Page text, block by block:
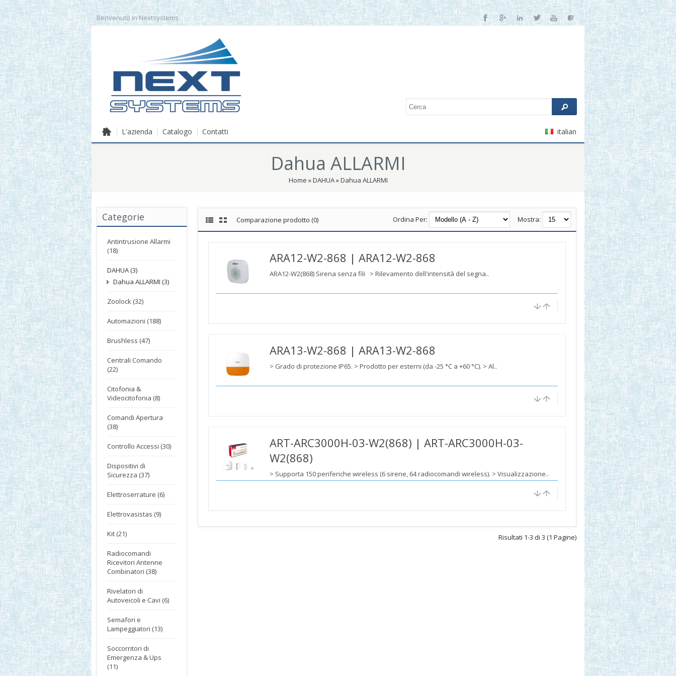
Benvenuto in Nextsystems
italian
L'azienda Catalogo Contatti
Dahua ALLARMI
Home »DAHUA»Dahua ALLARMI
Categorie
Antintrusione Allarmi
(18)
DAHUA (3)
Dahua ALLARMI (3)
Zoolock (32)
Automazioni (188)
Brushless (47)
Centrali Comando
(22)
Citofonia &
Videocitofonia (8)
Comandi Apertura
(38)
Controllo Accessi (30)
Dispositivi di
Sicurezza (37)
Elettroserrature (6)
Elettrovasistas (9)
Kit (21)
Radiocomandi
Ricevitori Antenne
Combinatori (38)
Rivelatori di
Autoveicoli e Cavi (6)
Semafori e
Lampeggiatori (13)
Soccorritori di
Emergenza & Ups
(11)
Comparazione prodotto (0) Mostra:
Ordina Per:
ARA12-W2-868 | ARA12-W2-868
ARA12-W2(868) Sirena senza fili > Rilevamento dell'intensità del segna..
ARA13-W2-868 | ARA13-W2-868
> Grado di protezione IP65. > Prodotto per esterni (da -25 °C a +60 °C). > Al..
ART-ARC3000H-03-W2(868) | ART-ARC3000H-03-
W2(868)
> Supporta 150 periferiche wireless (6 sirene, 64 radiocomandi wireless). > Visualizzazione..
Risultati 1-3 di 3 (1 Pagine)